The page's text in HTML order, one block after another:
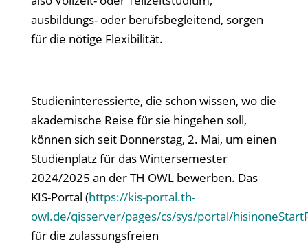
ausbildungs- oder berufsbegleitend, sorgen
für die nötige Flexibilität.
Studieninteressierte, die schon wissen, wo die
akademische Reise für sie hingehen soll,
können sich seit Donnerstag, 2. Mai, um einen
Studienplatz für das Wintersemester
2024/2025 an der TH OWL bewerben. Das
KIS-Portal (https://kis-portal.th-
owl.de/qisserver/pages/cs/sys/portal/
für die zulassungsfreien